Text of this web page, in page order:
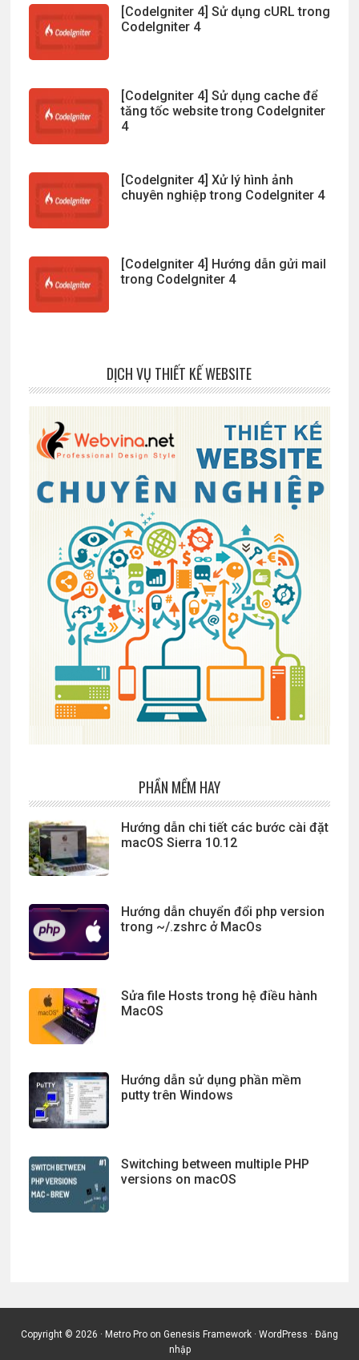
[CodeIgniter 4] Sử dụng cURL trong
CodeIgniter 4
[CodeIgniter 4] Sử dụng cache để
tăng tốc website trong CodeIgniter
4
[CodeIgniter 4] Xử lý hình ảnh
chuyên nghiệp trong CodeIgniter 4
[CodeIgniter 4] Hướng dẫn gửi mail
trong CodeIgniter 4
DỊCH VỤ THIẾT KẾ WEBSITE
PHẦN MỀM HAY
Hướng dẫn chi tiết các bước cài đặt
macOS Sierra 10.12
Hướng dẫn chuyển đổi php version
trong ~/.zshrc ở MacOs
Sửa file Hosts trong hệ điều hành
MacOS
Hướng dẫn sử dụng phần mềm
putty trên Windows
Switching between multiple PHP
versions on macOS
Copyright © 2026 · Metro Pro on Genesis Framework · WordPress · Đăng
nhập